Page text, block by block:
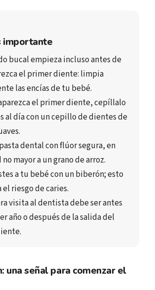
importante
bucal empieza incluso antes de
el primer diente: limpia
las encías de tu bebé.
el primer diente, cepíllalo
al día con un cepillo de dientes de
pasta dental con flúor segura, en
mayor a un grano de arroz.
a tu bebé con un biberón; esto
riesgo de caries.
visita al dentista debe ser antes
año o después de la salida del
.
una señal para comenzar el